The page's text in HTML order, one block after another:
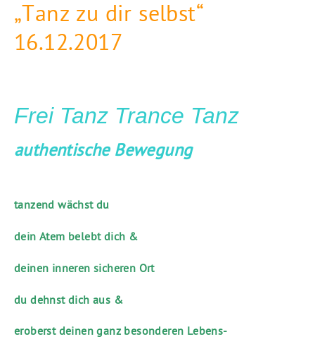
„Tanz zu dir selbst“
16.12.2017
Frei Tanz Trance Tanz
authentische Bewegung
tanzend wächst du
dein Atem belebt dich &
deinen inneren sicheren Ort
du dehnst dich aus &
eroberst deinen ganz besonderen Lebens-